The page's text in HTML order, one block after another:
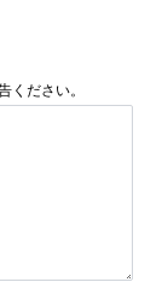
ください。